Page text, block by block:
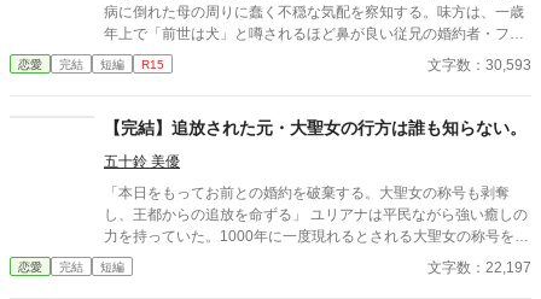
病に倒れた母の周りに蠢く不穏な気配を察知する。味方は、一歳
年上で「前世は犬」と噂されるほど鼻が良い従兄の婚約者・フェ
ルゼン。二人の小さな名探偵は、周囲には微笑ましい「推理ごっ
こ」に見せかけ、いたずらを武器に毒殺の陰謀を暴いていく！ 北
悪党どもを徹底的に叩き潰した十数年後――。 異母妹を名乗る少
恋愛 完結 短編 R15 文字数：30,593
【完結】追放された元・大聖女の行方は誰も知らない。
五十鈴 美優
「本日をもってお前との婚約を破棄する。大聖女の称号も剥奪
し、王都からの追放を命ずる」 ユリアナは平民ながら強い癒しの
力を持っていた。1000年に一度現れるとされる大聖女の称号を得
て、婚約者となった王子リッドと共に魔物討伐に邁進する日々を
送っていた。 だがリッドはユリアナを休ませることなく働かせ、
恋愛 完結 短編 文字数：22,197